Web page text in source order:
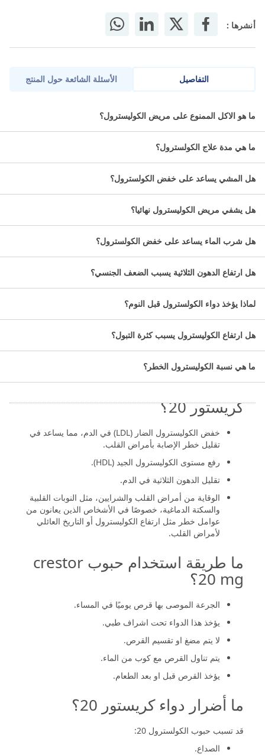
أنشرها :
التفاصيل
يشترط توافر وصفة طبية حديثة لصرف الدواء
كريستور 20 مجم هو دواء لعلاج ارتفاع مستوى الكوليسترول في
الدَّم حيث ان ارتفاع الكوليسترول قد يؤدى إلى حدوث تصلب
الشرايين وأمراض خطرة اخرى.
معلومات عن حبوب كريستور ٢٠:
الاسم العلمي: روزوفاستاتين 20 مجم.
التصنيف الدوائي: أدوية الكوليسترول.
عدد الأقراص: 28 قرص.
ما هي آلية عمل علاج كريستور ٢٠؟
ينتمي هذا الدواء إلى فئة الستاتين المخفضة للكوليسترول.
يعمل روزوفاستاتين على خفض مستويات الكوليسترول في
الدم.
يمنع اختزال إنزيم 3-هيدروكسي 3-ميثيل غلوتاريل كو-أ،
وهو إنزيم ضروري لإنتاج الكوليسترول في الكبد.
كريستور 20؟
خفض الكوليسترول الضار (LDL) في الدم، مما يساعد في
تقليل خطر الإصابة بأمراض القلب.
رفع مستوى الكوليسترول الجيد (HDL).
تقليل الدهون الثلاثية في الدم.
الوقاية من أمراض القلب والشرايين، مثل النوبات القلبية
والسكتة الدماغية، خصوصًا في الأشخاص الذين يعانون من
عوامل خطر مثل ارتفاع الكوليسترول أو التاريخ العائلي
لأمراض القلب.
ما طريقة استخدام حبوب crestor
20 mg؟
الجرعة الموصى بها قرص يوميًا في المساء.
يؤخذ هذا الدواء تحت اشراف طبي.
لا يتم مضغ او تقسيم القرص.
يتم تناول القرص مع كوب من الماء.
يؤخذ القرص قبل او بعد الطعام.
ما أضرار دواء كريستور 20؟
قد تسبب حبوب الكولسترول 20:
الصداع.
الأسئلة الشائعة حول المنتج
ما هو الاكل الممنوع على مريض الكوليسترول؟
ما هي مدة علاج الكولسترول؟
هل المشي يساعد على خفض الكولسترول؟
هل يشفي مريض الكوليسترول نهائيا؟
هل شرب الماء يساعد على خفض الكولسترول؟
هل ارتفاع الدهون الثلاثية يسبب الضعف الجنسي؟
لماذا يؤخذ دواء الكولسترول قبل النوم؟
هل ارتفاع الكوليسترول يسبب كثرة التبول؟
ما هي نسبة الكوليسترول الخطر؟